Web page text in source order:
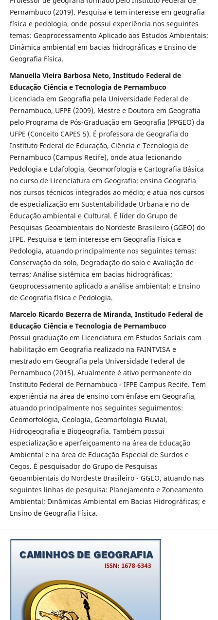
Pernambuco (2019). Pesquisa e tem interesse em geografia
física e pedologia, onde possui experiência nos seguintes
temas: Geoprocessamento Aplicado aos Estudos Ambientais;
Dinâmica ambiental em bacias hidrográficas e Ensino de
Geografia Física.
Manuella Vieira Barbosa Neto, Institudo Federal de
Educação Ciência e Tecnologia de Pernambuco
Licenciada em Geografia pela Universidade Federal de
Pernambuco, UFPE (2009), Mestre e Doutora em Geografia
pelo Programa de Pós-Graduação em Geografia (PPGEO) da
UFPE (Conceito CAPES 5). É professora de Geografia do
Instituto Federal de Educação, Ciência e Tecnologia de
Pernambuco (Campus Recife), onde atua lecionando
Pedologia e Edafologia, Geomorfologia e Cartografia Básica
no curso de Licenciatura em Geografia; ensina Geografia
nos cursos técnicos integrados ao médio; e atua nos cursos
de especialização em Sustentabilidade Urbana e no de
Educação ambiental e Cultural. É líder do Grupo de
Pesquisas Geoambientais do Nordeste Brasileiro (GGEO) do
IFPE. Pesquisa e tem interesse em Geografia Física e
Pedologia, atuando principalmente nos seguintes temas:
Conservação do solo, Degradação do solo e Avaliação de
terras; Análise sistêmica em bacias hidrográficas;
Geoprocessamento aplicado a análise ambiental; e Ensino
de Geografia física e Pedologia.
Marcelo Ricardo Bezerra de Miranda, Institudo Federal de
Educação Ciência e Tecnologia de Pernambuco
Possui graduação em Licenciatura em Estudos Sociais com
habilitação em Geografia realizado na FAINTVISA e
mestrado em Geografia pela Universidade Federal de
Pernambuco (2015). Atualmente é ativo permanente do
Instituto Federal de Pernambuco - IFPE Campus Recife. Tem
experiência na área de ensino com ênfase em Geografia,
atuando principalmente nos seguintes seguimentos:
Geomorfologia, Geologia, Geomorfologia Fluvial,
Hidrogeografia e Biogeografia. Também possui
especialização e aperfeiçoamento na área de Educação
Ambiental e na área de Educação Especial de Surdos e
Cegos. É pesquisador do Grupo de Pesquisas
Geoambientais do Nordeste Brasileiro - GGEO, atuando nas
seguintes linhas de pesquisa: Planejamento e Zoneamento
Ambiental; Dinâmicas Ambiental em Bacias Hidrográficas; e
Ensino de Geografia Física.